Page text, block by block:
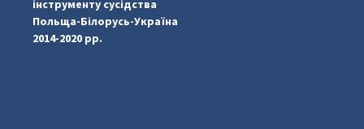
інструменту сусідства
Польща-Білорусь-Україна
2014-2020 рр.